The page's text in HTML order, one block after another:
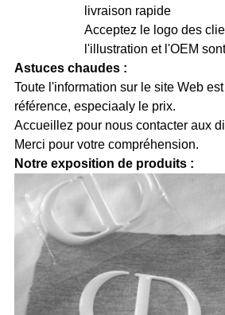
livraison rapide
Acceptez le logo des
l'illustration et l'OEM
Astuces chaudes :
Toute l'information sur le site Web
référence, especiaaly le prix.
Accueillez pour nous contacter aux
Merci pour votre compréhension.
Notre exposition de produits :